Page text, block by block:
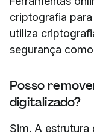
criptografia
utiliza
segurança como
Posso
digitalizado?
Sim. A estrutura